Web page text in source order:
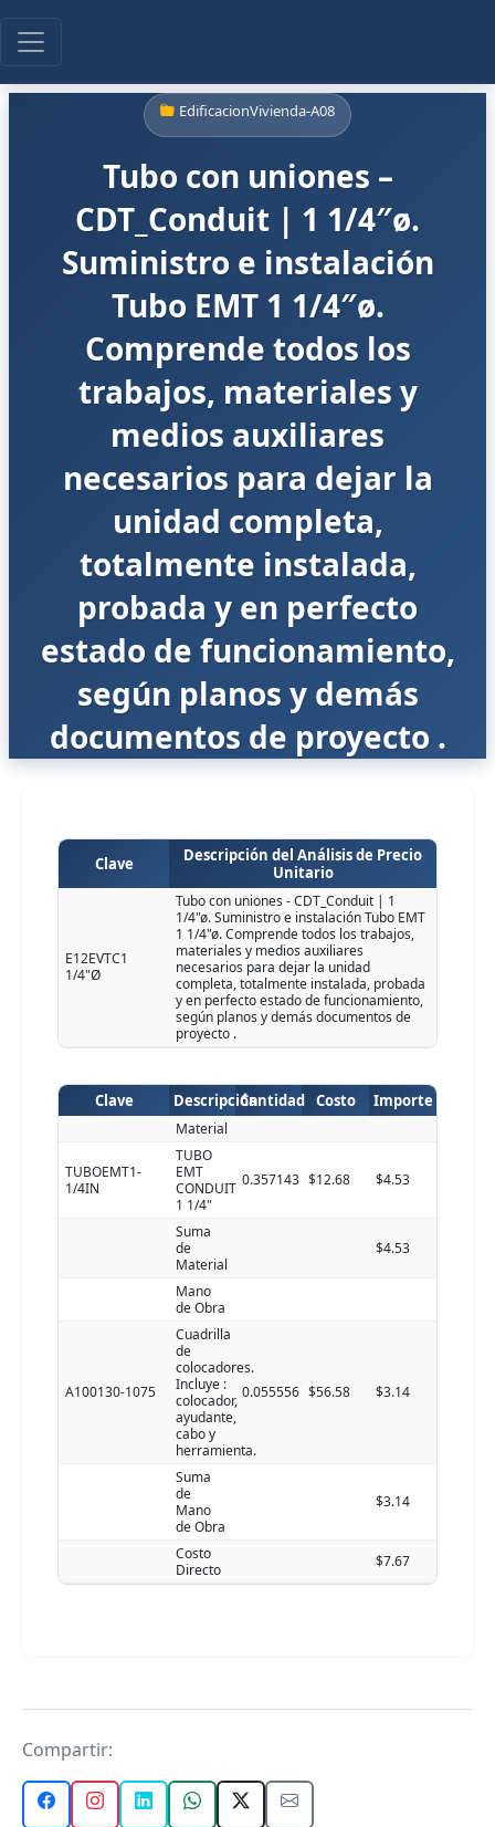
EdificacionVivienda-A08
Tubo con uniones –
CDT_Conduit | 1 1/4″ø.
Suministro e instalación
Tubo EMT 1 1/4″ø.
Comprende todos los
trabajos, materiales y
medios auxiliares
necesarios para dejar la
unidad completa,
totalmente instalada,
probada y en perfecto
estado de funcionamiento,
según planos y demás
documentos de proyecto .
Clave
Descripción del Análisis de Precio
Unitario
E12EVTC1
1/4"Ø
Tubo con uniones - CDT_Conduit | 1
1/4"ø. Suministro e instalación Tubo EMT
1 1/4"ø. Comprende todos los trabajos,
materiales y medios auxiliares
necesarios para dejar la unidad
completa, totalmente instalada, probada
y en perfecto estado de funcionamiento,
según planos y demás documentos de
proyecto .
Clave DescripciónCantidad Costo Importe
Material
TUBOEMT1-
1/4IN
TUBO
EMT
CONDUIT
1 1/4"
0.357143 $12.68 $4.53
Suma
de
Material
$4.53
Mano
de Obra
A100130-1075
Cuadrilla
de
colocadores.
Incluye :
colocador,
ayudante,
cabo y
herramienta.
0.055556 $56.58 $3.14
Suma
de
Mano
de Obra
$3.14
Costo
Directo
$7.67
Compartir: